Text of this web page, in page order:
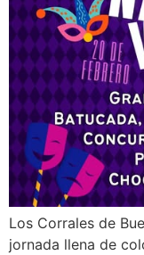
Los Corrales de
jornada llena de